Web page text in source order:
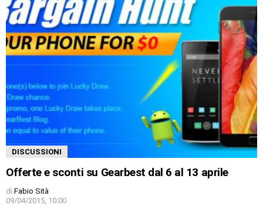
DISCUSSIONI
Offerte e sconti su Gearbest dal 6 al 13 aprile
di Fabio Sità
09/04/2015, 10:00